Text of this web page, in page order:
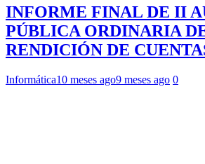
INFORME FINAL DE II
PÚBLICA ORDINARIA
RENDICIÓN DE
Informática10 meses ago9 meses ago 0